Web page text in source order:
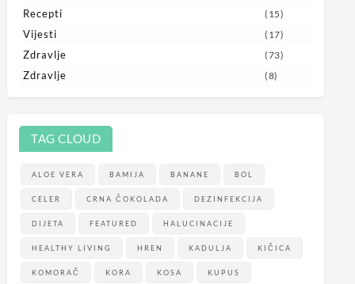
Recepti (15)
Vijesti (17)
Zdravlje (73)
Zdravlje (8)
TAG CLOUD
ALOE VERA BAMIJA BANANE BOL
CELER CRNA ČOKOLADA DEZINFEKCIJA
DIJETA FEATURED HALUCINACIJE
HEALTHY LIVING HREN KADULJA KIČICA
KOMORAČ KORA KOSA KUPUS